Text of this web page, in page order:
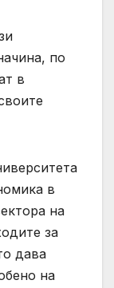
по
в
в
на
за
дава
на